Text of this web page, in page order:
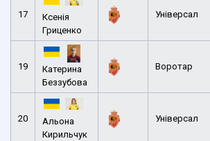
17
Ксенія
Гриценко
Універсал
19
Катерина
Беззубова
Воротар
20
Альона
Кирильчук
Універсал